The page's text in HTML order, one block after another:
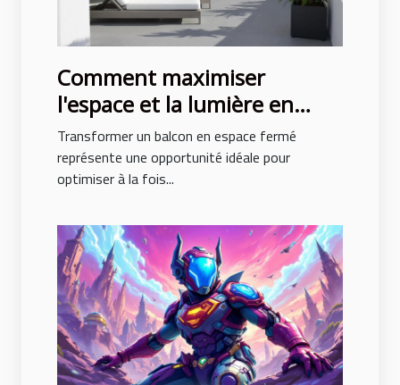
Comment maximiser
l'espace et la lumière en
fermant un balcon ?
Transformer un balcon en espace fermé
représente une opportunité idéale pour
optimiser à la fois...